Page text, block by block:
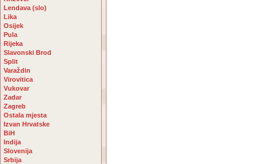
Lendava (slo)
Lika
Osijek
Pula
Rijeka
Slavonski Brod
Split
Varaždin
Virovitica
Vukovar
Zadar
Zagreb
Ostala mjesta
Izvan Hrvatske
BiH
Indija
Slovenija
Srbija